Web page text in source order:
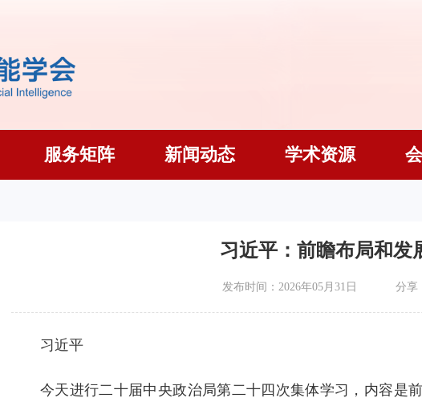
服务矩阵 新闻动态 学术资源
习近平：前瞻布局和发
发布时间：2026年05月31日 分享
习近平
今天进行二十届中央政治局第二十四次集体学习，内容是